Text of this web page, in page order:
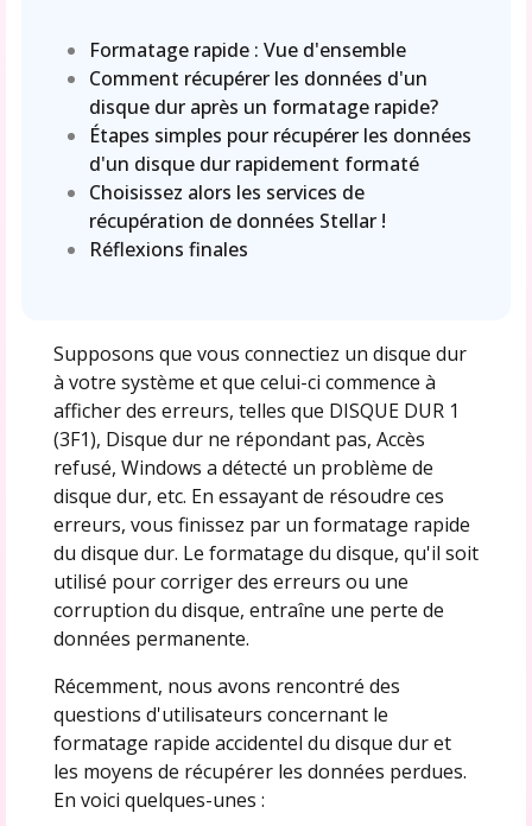
Formatage rapide : Vue d'ensemble
Comment récupérer les données d'un
disque dur après un formatage rapide?
Étapes simples pour récupérer les données
d'un disque dur rapidement formaté
Choisissez alors les services de
récupération de données Stellar !
Réflexions finales
Supposons que vous connectiez un disque dur
à votre système et que celui-ci commence à
afficher des erreurs, telles que DISQUE DUR 1
(3F1), Disque dur ne répondant pas, Accès
refusé, Windows a détecté un problème de
disque dur, etc. En essayant de résoudre ces
erreurs, vous finissez par un formatage rapide
du disque dur. Le formatage du disque, qu'il soit
utilisé pour corriger des erreurs ou une
corruption du disque, entraîne une perte de
données permanente.
Récemment, nous avons rencontré des
questions d'utilisateurs concernant le
formatage rapide accidentel du disque dur et
les moyens de récupérer les données perdues.
En voici quelques-unes :